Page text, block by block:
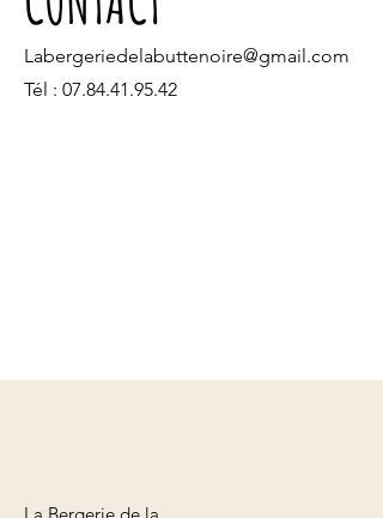
Labergeriedelabuttenoire@gmail.com
Tél : 07.84.41.95.42